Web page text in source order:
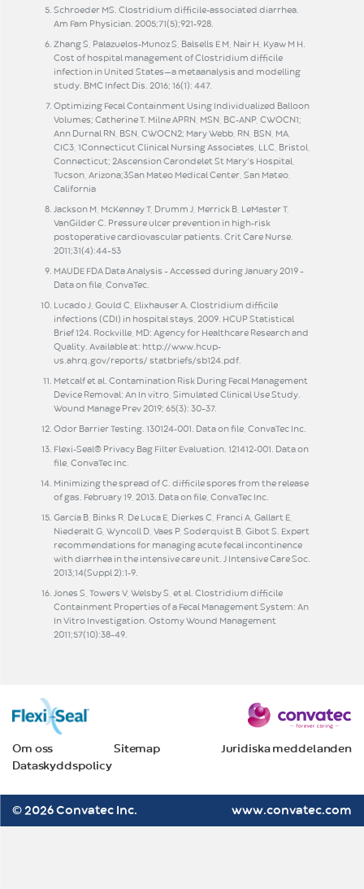
Schroeder MS. Clostridium difficile-associated diarrhea.
Am Fam Physician. 2005;71(5);921-928.
Zhang S, Palazuelos-Munoz S, Balsells E M, Nair H, Kyaw M H.
Cost of hospital management of Clostridium difficile
infection in United States—a metaanalysis and modelling
study. BMC Infect Dis. 2016; 16(1): 447.
Optimizing Fecal Containment Using Individualized Balloon
Volumes; Catherine T. Milne APRN, MSN, BC-ANP, CWOCN1;
Ann Durnal RN, BSN, CWOCN2; Mary Webb, RN, BSN, MA,
CIC3, 1Connecticut Clinical Nursing Associates, LLC, Bristol,
Connecticut; 2Ascension Carondelet St Mary’s Hospital,
Tucson, Arizona;3San Mateo Medical Center, San Mateo,
California
Jackson M, McKenney T, Drumm J, Merrick B, LeMaster T,
VanGilder C. Pressure ulcer prevention in high-risk
postoperative cardiovascular patients. Crit Care Nurse.
2011;31(4):44–53
MAUDE FDA Data Analysis – Accessed during January 2019 –
Data on file, ConvaTec.
Lucado J, Gould C, Elixhauser A. Clostridium difficile
infections (CDI) in hospital stays, 2009. HCUP Statistical
Brief 124. Rockville, MD: Agency for Healthcare Research and
Quality. Available at: http://www.hcup-
us.ahrq.gov/reports/ statbriefs/sb124.pdf.
Metcalf et al. Contamination Risk During Fecal Management
Device Removal: An In vitro, Simulated Clinical Use Study.
Wound Manage Prev 2019; 65(3): 30–37.
Odor Barrier Testing. 130124-001. Data on file, ConvaTec Inc.
Flexi-Seal® Privacy Bag Filter Evaluation. 121412-001. Data on
file, ConvaTec Inc.
Minimizing the spread of C. difficile spores from the release
of gas. February 19, 2013. Data on file, ConvaTec Inc.
García B, Binks R, De Luca E, Dierkes C, Franci A, Gallart E,
Niederalt G, Wyncoll D, Vaes P, Soderquist B, Gibot S. Expert
recommendations for managing acute fecal incontinence
with diarrhea in the intensive care unit. J Intensive Care Soc.
2013;14(Suppl 2):1-9.
Jones S, Towers V, Welsby S, et al. Clostridium difficile
Containment Properties of a Fecal Management System: An
In Vitro Investigation. Ostomy Wound Management
2011;57(10):38–49.
Om oss Sitemap
Juridiska meddelanden
Dataskyddspolicy
© 2026 Convatec Inc. www.convatec.com